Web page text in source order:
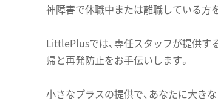
神障害で休職中または離職している方
LittlePlusでは、専任スタッフが提供す
帰と再発防止をお手伝いします。
小さなプラスの提供で、あなたに大き